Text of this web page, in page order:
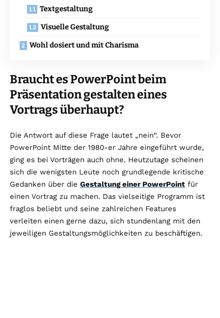
Textgestaltung
Visuelle Gestaltung
Wohl dosiert und mit Charisma
Braucht es PowerPoint beim
Präsentation gestalten eines
Vortrags überhaupt?
Die Antwort auf diese Frage lautet „nein“. Bevor
PowerPoint Mitte der 1980-er Jahre eingeführt wurde,
ging es bei Vorträgen auch ohne. Heutzutage scheinen
sich die wenigsten Leute noch grundlegende kritische
Gedanken über die Gestaltung einer PowerPoint für
einen Vortrag zu machen. Das vielseitige Programm ist
fraglos beliebt und seine zahlreichen Features
verleiten einen gerne dazu, sich stundenlang mit den
jeweiligen Gestaltungsmöglichkeiten zu beschäftigen.